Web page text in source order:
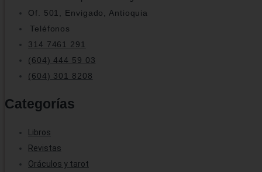
Of. 501, Envigado, Antioquia
Teléfonos
314 7461 291
(604) 444 59 03
(604) 301 8208
Categorías
Libros
Revistas
Oráculos y tarot